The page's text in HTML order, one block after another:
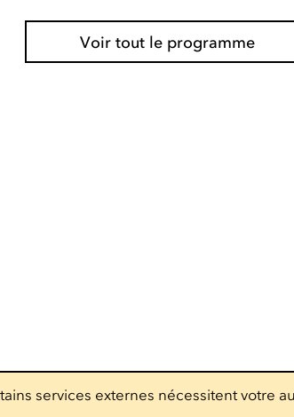
Voir tout le programme
services externes nécessitent votre